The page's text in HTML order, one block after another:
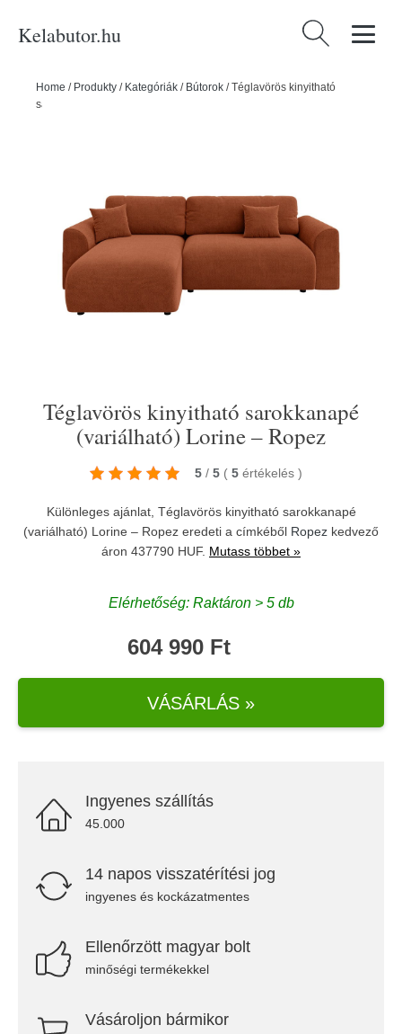
Kelabutor.hu Keresés:
Home / Produkty / Kategóriák / Bútorok /Téglavörös kinyitható
sarokkanapé (variálható) Lorine – Ropez
Téglavörös kinyitható sarokkanapé
(variálható) Lorine – Ropez
5 / 5 ( 5 értékelés )
Különleges ajánlat, Téglavörös kinyitható sarokkanapé
(variálható) Lorine – Ropez eredeti a címkéből Ropez kedvező
áron 437790 HUF. Mutass többet »
Elérhetőség: Raktáron > 5 db
604 990 Ft
VÁSÁRLÁS »
Ingyenes szállítás
45.000
14 napos visszatérítési jog
ingyenes és kockázatmentes
Ellenőrzött magyar bolt
minőségi termékekkel
Vásároljon bármikor